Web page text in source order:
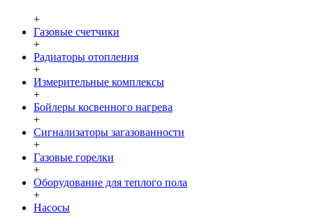
+
Газовые счетчики
+
Радиаторы отопления
+
Измерительные комплексы
+
Бойлеры косвенного нагрева
+
Сигнализаторы загазованности
+
Газовые горелки
+
Оборудование для теплого пола
+
Насосы